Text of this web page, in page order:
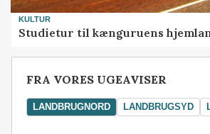
KULTUR
Studietur til kænguruens
FRA VORES UGEAVISER
LANDBRUGNORD LANDBRUGSYD